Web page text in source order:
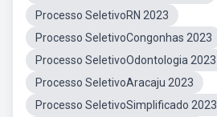
Processo SeletivoRN 2023
Processo SeletivoCongonhas 2023
Processo SeletivoOdontologia 2023
Processo SeletivoAracaju 2023
Processo SeletivoSimplificado 2023